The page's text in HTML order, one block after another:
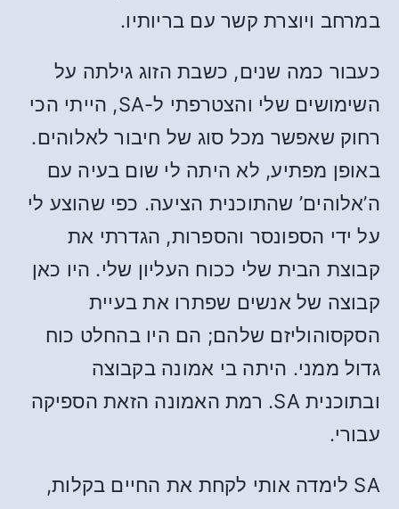
במרחב ויוצרת קשר עם בריותיו.
כעבור כמה שנים, כשבת הזוג גילתה על
השימושים שלי והצטרפתי ל-SA, הייתי הכי
רחוק שאפשר מכל סוג של חיבור לאלוהים.
באופן מפתיע, לא היתה לי שום בעיה עם
ה’אלוהים’ שהתוכנית הציעה. כפי שהוצע לי
על ידי הספונסר והספרות, הגדרתי את
קבוצת הבית שלי ככוח העליון שלי. היו כאן
קבוצה של אנשים שפתרו את בעיית
הסקסוהוליזם שלהם; הם היו בהחלט כוח
גדול ממני. היתה בי אמונה בקבוצה
ובתוכנית SA. רמת האמונה הזאת הספיקה
עבורי.
SA לימדה אותי לקחת את החיים בקלות,